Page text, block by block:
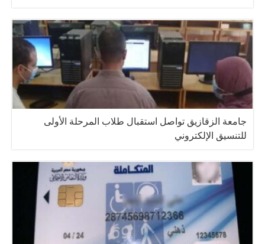
جامعة الزقازيق تواصل استقبال طلاب المرحلة الأولى
للتنسيق الإلكتروني